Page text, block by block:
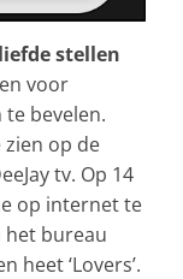
stellen
voor
te bevelen.
op de
tv. Op 14
op internet te
het bureau
heet ‘Lovers’.